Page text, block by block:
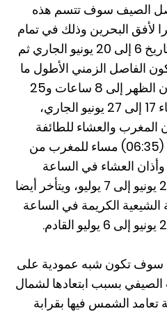
الصيف سوف تتسم هذه
لأفق البحرين وذلك في تمام
الساعة (03:14) فجرا من تاريخ 6 إلى 20 يونيو الجاري ثم
الفاصل الزمني الأطول ما
بين رفع أذان الفجر إلى أذان الظهر إلى 8 ساعات و25
دقيقة من بعد يوم غدا الثلاثاء 17 إلى 27 يونيو الجاري،
والعشاء للطائفة
السنية الكريمة في الساعة (06:35) مساء للمغرب من
إلى 6 يوليو، وأذان العشاء في الساعة
(08:05) مساء من تاريخ 20 يونيو إلى 7 يوليو، ويتأخر أيضا
الشيعية الكريمة في الساعة
سوف تكون شبه عمودية على
بسبب ابتعادها لشمال
الشمس فيها بقرابة